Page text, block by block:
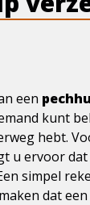
een
kunt
hebt.
u ervoor
simpel
dat